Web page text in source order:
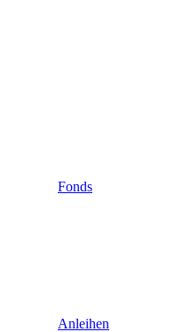
Fonds
Anleihen